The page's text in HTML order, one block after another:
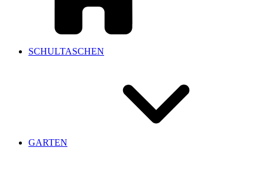
SCHULTASCHEN
GARTEN